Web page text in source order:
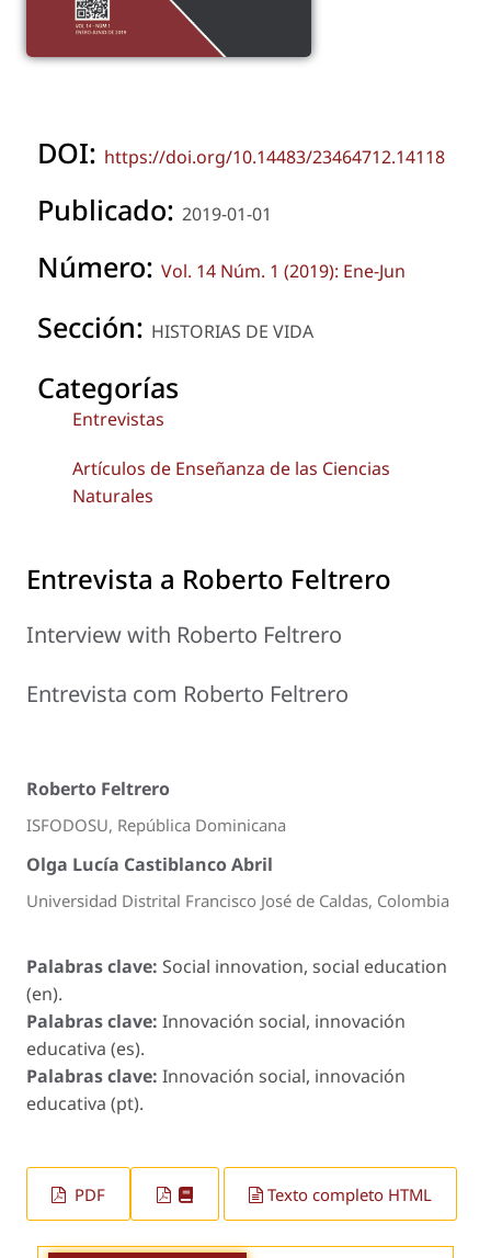
DOI: https://doi.org/10.14483/23464712.14118
Publicado: 2019-01-01
Número: Vol. 14 Núm. 1 (2019): Ene-Jun
Sección: HISTORIAS DE VIDA
Categorías
Entrevistas
Artículos de Enseñanza de las Ciencias
Naturales
Entrevista a Roberto Feltrero
Interview with Roberto Feltrero
Entrevista com Roberto Feltrero
Roberto Feltrero
ISFODOSU, República Dominicana
Olga Lucía Castiblanco Abril
Universidad Distrital Francisco José de Caldas, Colombia
Palabras clave: Social innovation, social education
(en).
Palabras clave: Innovación social, innovación
educativa (es).
Palabras clave: Innovación social, innovación
educativa (pt).
PDF Texto completo HTML